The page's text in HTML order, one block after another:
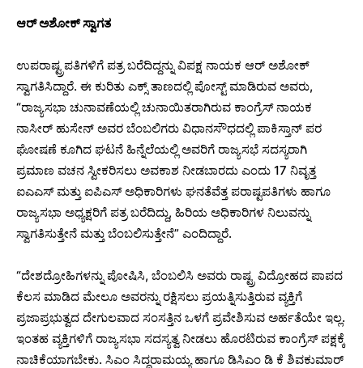
ಆರ್​ ಅಶೋಕ್ ಸ್ವಾಗತ
ಉಪರಾಷ್ಟ್ರಪತಿಗಳಿಗೆ ಪತ್ರ ಬರೆದಿದ್ದನ್ನು ವಿಪಕ್ಷ ನಾಯಕ ಆರ್​ ಅಶೋಕ್
ಸ್ವಾಗತಿಸಿದ್ದಾರೆ. ಈ ಕುರಿತು ಎಕ್ಸ್‌ ತಾಣದಲ್ಲಿ ಪೋಸ್ಟ್‌ ಮಾಡಿರುವ ಅವರು,
“ರಾಜ್ಯಸಭಾ ಚುನಾವಣೆಯಲ್ಲಿ ಚುನಾಯಿತರಾಗಿರುವ ಕಾಂಗ್ರೆಸ್ ನಾಯಕ
ನಾಸೀರ್ ಹುಸೇನ್ ಅವರ ಬೆಂಬಲಿಗರು ವಿಧಾನಸೌಧದಲ್ಲಿ ಪಾಕಿಸ್ತಾನ್ ಪರ
ಘೋಷಣೆ ಕೂಗಿದ ಘಟನೆ ಹಿನ್ನೆಲೆಯಲ್ಲಿ ಅವರಿಗೆ ರಾಜ್ಯಸಭೆ ಸದಸ್ಯರಾಗಿ
ಪ್ರಮಾಣ ವಚನ ಸ್ವೀಕರಿಸಲು ಅವಕಾಶ ನೀಡಬಾರದು ಎಂದು 17 ನಿವೃತ್ತ
ಐಎಎಸ್ ಮತ್ತು ಐಪಿಎಸ್ ಅಧಿಕಾರಿಗಳು ಘನತೆವೆತ್ತ ಪರಾಷ್ಟಪತಿಗಳು ಹಾಗೂ
ರಾಜ್ಯಸಭಾ ಅಧ್ಯಕ್ಷರಿಗೆ ಪತ್ರ ಬರೆದಿದ್ದು, ಹಿರಿಯ ಅಧಿಕಾರಿಗಳ ನಿಲುವನ್ನು
ಸ್ವಾಗತಿಸುತ್ತೇನೆ ಮತ್ತು ಬೆಂಬಲಿಸುತ್ತೇನೆ” ಎಂದಿದ್ದಾರೆ.
“ದೇಶದ್ರೋಹಿಗಳನ್ನು ಪೋಷಿಸಿ, ಬೆಂಬಲಿಸಿ ಅವರು ರಾಷ್ಟ್ರ ವಿದ್ರೋಹದ ಪಾಪದ
ಕೆಲಸ ಮಾಡಿದ ಮೇಲೂ ಅವರನ್ನು ರಕ್ಷಿಸಲು ಪ್ರಯತ್ನಿಸುತ್ತಿರುವ ವ್ಯಕ್ತಿಗೆ
ಪ್ರಜಾಪ್ರಭುತ್ವದ ದೇಗುಲವಾದ ಸಂಸತ್ತಿನ ಒಳಗೆ ಪ್ರವೇಶಿಸುವ ಅರ್ಹತೆಯೇ ಇಲ್ಲ.
ಇಂತಹ ವ್ಯಕ್ತಿಗಳಿಗೆ ರಾಜ್ಯಸಭಾ ಸದಸ್ಯತ್ವ ನೀಡಲು ಹೊರಟಿರುವ ಕಾಂಗ್ರೆಸ್‌ ಪಕ್ಷಕ್ಕೆ
ನಾಚಿಕೆಯಾಗಬೇಕು. ಸಿಎಂ ಸಿದ್ದರಾಮಯ್ಯ ಹಾಗೂ ಡಿಸಿಎಂ ಡಿ ಕೆ ಶಿವಕುಮಾರ್‌